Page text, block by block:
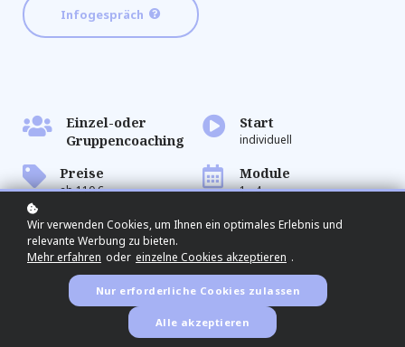
Infogespräch
Einzel-oder
Gruppencoaching
Start
individuell
Preise
ab 110 €
Module
1 - 4
Wir verwenden Cookies, um Ihnen ein optimales Erlebnis und
relevante Werbung zu bieten.
Mehr erfahren oder einzelne Cookies akzeptieren .
Nur erforderliche Cookies zulassen
Alle akzeptieren